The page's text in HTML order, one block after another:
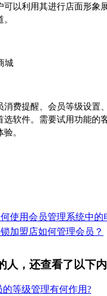
可以利用其进行店面形象
消费提醒、会员等级设置
选软件。需要试用功能的
。
使用会员管理系统中的
加盟店如何管理会员？
人，还查看了以下内